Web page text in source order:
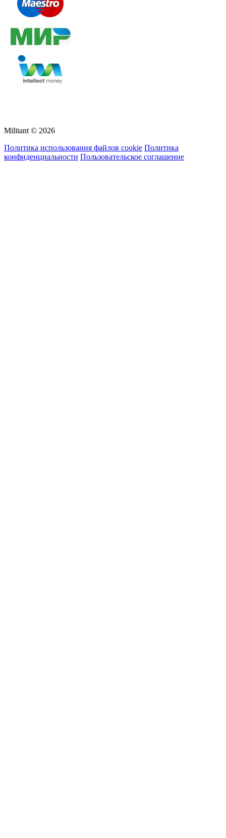
Militant © 2026
Политика использования файлов cookie Политика
конфиденциальности Пользовательское соглашение